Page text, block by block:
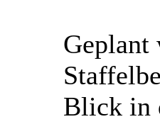
Geplant
Blick in